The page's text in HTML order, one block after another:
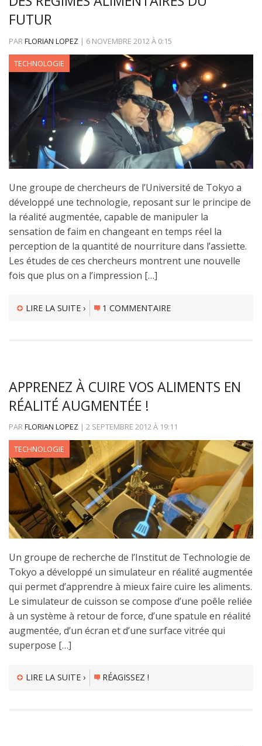
FUTUR
PARFLORIAN LOPEZ | 6 NOVEMBRE 2012À 0:15
TECHNOLOGIE
Une groupe de chercheurs de l’Université de Tokyo a
développé une technologie, reposant sur le principe de
la réalité augmentée, capable de manipuler la
sensation de faim en changeant en temps réel la
perception de la quantité de nourriture dans l’assiette.
Les études de ces chercheurs montrent une nouvelle
fois que plus on a l’impression […]
LIRE LA SUITE › 1 COMMENTAIRE
APPRENEZ À CUIRE VOS ALIMENTS EN
RÉALITÉ AUGMENTÉE !
PARFLORIAN LOPEZ | 2 SEPTEMBRE 2012À 19:11
TECHNOLOGIE
Un groupe de recherche de l’Institut de Technologie de
Tokyo a développé un simulateur en réalité augmentée
qui permet d’apprendre à mieux faire cuire les aliments.
Le simulateur de cuisson se compose d’une poêle reliée
à un système à retour de force, d’une spatule en réalité
augmentée, d’un écran et d’une surface vitrée qui
superpose […]
LIRE LA SUITE › RÉAGISSEZ !